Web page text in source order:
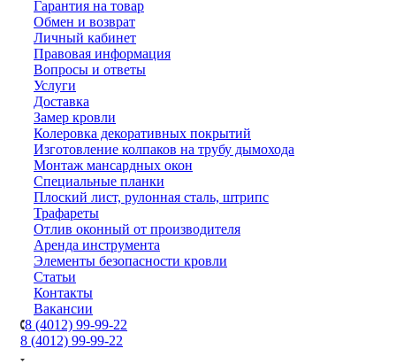
Гарантия на товар
Обмен и возврат
Личный кабинет
Правовая информация
Вопросы и ответы
Услуги
Доставка
Замер кровли
Колеровка декоративных покрытий
Изготовление колпаков на трубу дымохода
Монтаж мансардных окон
Специальные планки
Плоский лист, рулонная сталь, штрипс
Трафареты
Отлив оконный от производителя
Аренда инструмента
Элементы безопасности кровли
Статьи
Контакты
Вакансии
8 (4012) 99-99-22
8 (4012) 99-99-22